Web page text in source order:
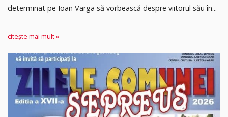
determinat pe Ioan Varga să vorbească despre viitorul său în...
citește mai mult »